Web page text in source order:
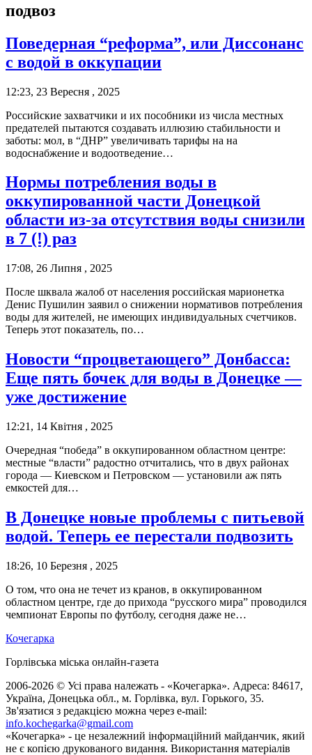
подвоз
Поведерная “реформа”, или Диссонанс
с водой в оккупации
12:23, 23 Вересня , 2025
Российские захватчики и их пособники из числа местных
предателей пытаются создавать иллюзию стабильности и
заботы: мол, в “ДНР” увеличивать тарифы на на
водоснабжение и водоотведение…
Нормы потребления воды в
оккупированной части Донецкой
области из-за отсутствия воды снизили
в 7 (!) раз
17:08, 26 Липня , 2025
После шквала жалоб от населения российская марионетка
Денис Пушилин заявил о снижении нормативов потребления
воды для жителей, не имеющих индивидуальных счетчиков.
Теперь этот показатель, по…
Новости “процветающего” Донбасса:
Еще пять бочек для воды в Донецке —
уже достижение
12:21, 14 Квітня , 2025
Очередная “победа” в оккупированном областном центре:
местные “власти” радостно отчитались, что в двух районах
города — Киевском и Петровском — установили аж пять
емкостей для…
В Донецке новые проблемы с питьевой
водой. Теперь ее перестали подвозить
18:26, 10 Березня , 2025
О том, что она не течет из кранов, в оккупированном
областном центре, где до прихода “русского мира” проводился
чемпионат Европы по футболу, сегодня даже не…
Кочегарка
Горлівська міська онлайн-газета
2006-2026 © Усі права належать - «Кочегарка». Адреса: 84617,
Україна, Донецька обл., м. Горлівка, вул. Горького, 35.
Зв'язатися з редакцією можна через e-mail:
info.kochegarka@gmail.com
«Кочегарка» - це незалежний інформаційний майданчик, який
не є копією друкованого видання. Використання матеріалів